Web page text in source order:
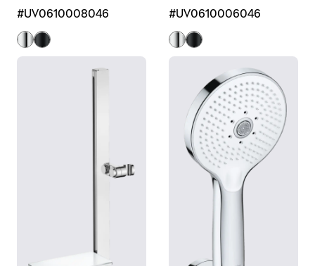
#UV0610008046 #UV0610006046